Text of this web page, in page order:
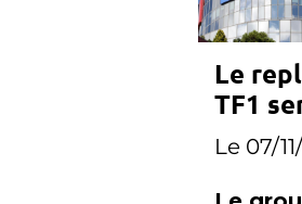
Le
TF1
retour
demain
Le 07/